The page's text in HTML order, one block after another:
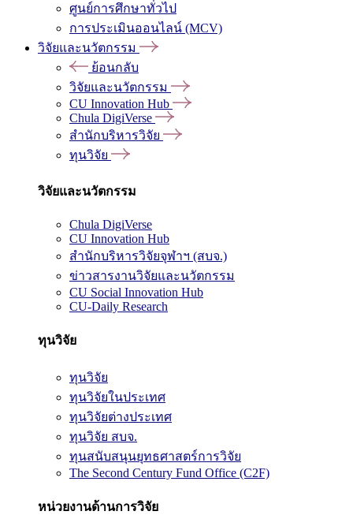
ศูนย์การศึกษาทั่วไป
การประเมินออนไลน์ (MCV)
วิจัยและนวัตกรรม
ย้อนกลับ
วิจัยและนวัตกรรม
CU Innovation Hub
Chula DigiVerse
สำนักบริหารวิจัย
ทุนวิจัย
วิจัยและนวัตกรรม
Chula DigiVerse
CU Innovation Hub
สำนักบริหารวิจัยจุฬาฯ (สบจ.)
ข่าวสารงานวิจัยและนวัตกรรม
CU Social Innovation Hub
CU-Daily Research
ทุนวิจัย
ทุนวิจัย
ทุนวิจัยในประเทศ
ทุนวิจัยต่างประเทศ
ทุนวิจัย สบจ.
ทุนสนับสนุนยุทธศาสตร์การวิจัย
The Second Century Fund Office (C2F)
หน่วยงานด้านการวิจัย